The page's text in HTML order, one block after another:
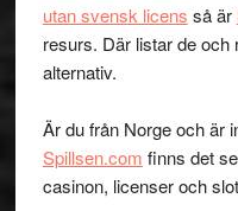
utan svensk licens så är
resurs. Där listar de och
alternativ.
Är du från Norge och är
Spillsen.com finns det
casinon, licenser och